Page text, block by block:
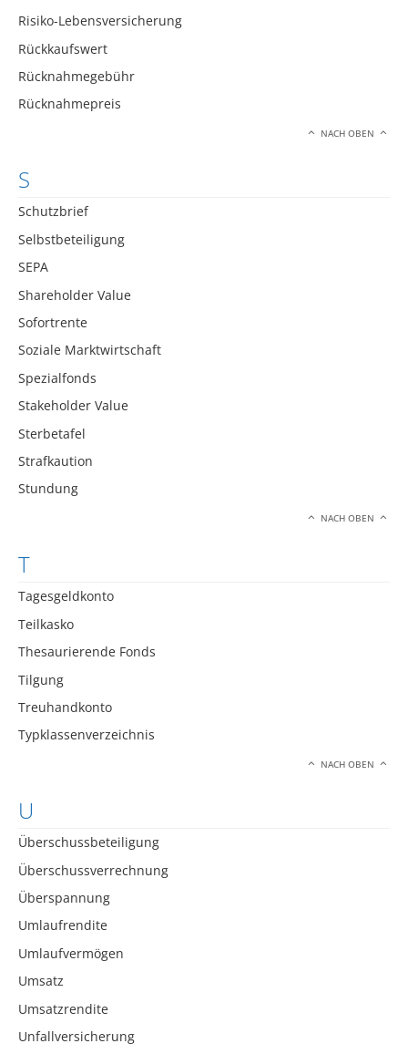
Risiko-Lebensversicherung
Rückkaufswert
Rücknahmegebühr
Rücknahmepreis
NACH OBEN
S
Schutzbrief
Selbstbeteiligung
SEPA
Shareholder Value
Sofortrente
Soziale Marktwirtschaft
Spezialfonds
Stakeholder Value
Sterbetafel
Strafkaution
Stundung
NACH OBEN
T
Tagesgeldkonto
Teilkasko
Thesaurierende Fonds
Tilgung
Treuhandkonto
Typklassenverzeichnis
NACH OBEN
U
Überschussbeteiligung
Überschussverrechnung
Überspannung
Umlaufrendite
Umlaufvermögen
Umsatz
Umsatzrendite
Unfallversicherung